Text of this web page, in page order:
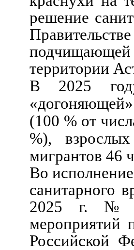
решение
подчищающей
территории
В 2025
(100 % от
%),
мигрантов 46
Во исполнение
санитарного
2025 г. №
мероприятий
Российской